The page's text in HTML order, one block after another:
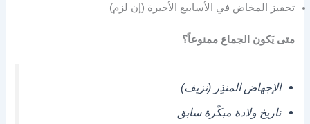
تحفيز المخاض في الأسابيع الأخيرة (إن لزم)
متى يَكون الجماع ممنوعاً؟
الإجهاض المنذِر (نزيف)
تاريخ ولادة مبكّرة سابق